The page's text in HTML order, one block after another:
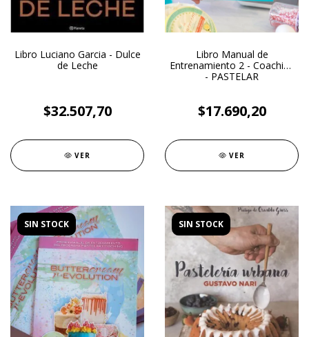
Libro Luciano Garcia - Dulce
de Leche
$32.507,70
VER
Libro Manual de
Entrenamiento 2 - Coaching
- PASTELAR
$17.690,20
VER
SIN STOCK SIN STOCK